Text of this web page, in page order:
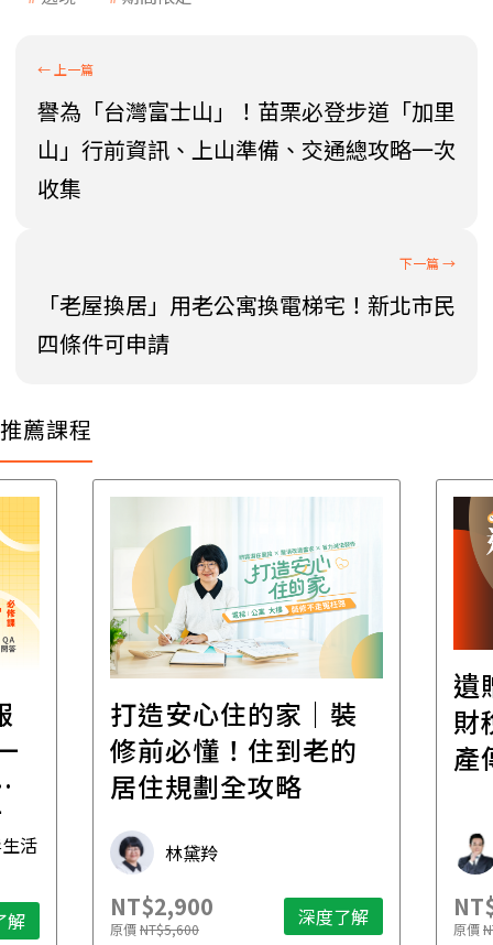
譽為「台灣富士山」！苗栗必登步道「加里
山」行前資訊、上山準備、交通總攻略一次
收集
「老屋換居」用老公寓換電梯宅！新北市民
四條件可申請
推薦課程
活
解
打造安心住的家｜裝
修前必懂！住到老的
居住規劃全攻略
林黛羚
NT$2,900
原價NT$5,600 深度了解
遺
財
產
原價